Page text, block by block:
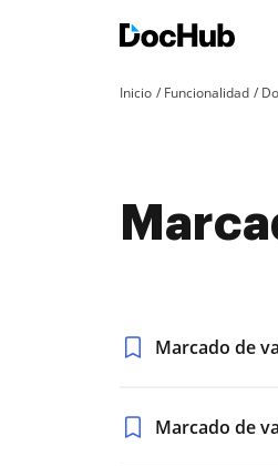
Inicio Funcionalidad
Marcado de
Marcado de